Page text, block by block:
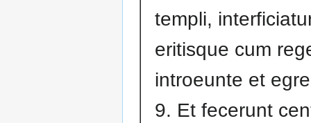
templi,
eritisque cum
introeunte et
9. Et fecerunt